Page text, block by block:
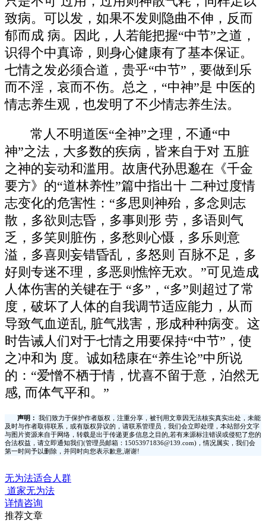
致病。可以发，如果不发则隐曲不伸，反而
郁而成 病。因此，人若能把握“中节”之道，
识得个中真谛，则身心健康有了基本保证。
七情之发必须合道，贵乎“中节”，要做到乐
而不淫，哀而不伤。总之，“中神”是 中医的
情志养生观，也发明了不少情志养生法。
常人不明道医“全神”之理，不通“中
神”之法，大多数的疾病，皆来自于对 五脏
之神的妄动和滥用。故唐代孙思邈在《千金
要方》的“道林养性”篇中指出十 二种过度情
志变化的危害性：“多思则神殆，多念则志
散，多欲则志昏，多事则形 劳，多语则气
乏，多笑则脏伤，多愁则心慑，多乐则意
溢，多喜则妄错昏乱，多怒则 百脉不足，多
好则专迷不理，多恶则憔悴无欢。”可见造成
人体伤害的关键在于 “多”，“多”则超过了常
度，破坏了人体的自我调节适应能力，从而
导致气血逆乱, 脏气戕害，形成种种病变。这
时告诫人们对于七情之用要保持“中节”，使
之冲和为 度。诚如嵇康在“养生论”中所说
的：“爱憎不栖于情，忧喜不留于意，泊然无
感, 而体气平和。”
声明：
我们致力于保护作者版权，注重分享，被刊用文章因无法核实真实出处，未能
及时与作者取得联系，或有版权异议的，请联系管理员，我们会立即处理，本站部分文字
与图片资源来自于网络，转载是出于传递更多信息之目的,若有来源标注错误或侵犯了您的
合法权益，请立即通知我们(管理员邮箱：15053971836@139.com)，情况属实，我们会
第一时间予以删除，并同时向您表示歉意,谢谢!
无为法适合人群
道家无为法
详情咨询
推荐文章